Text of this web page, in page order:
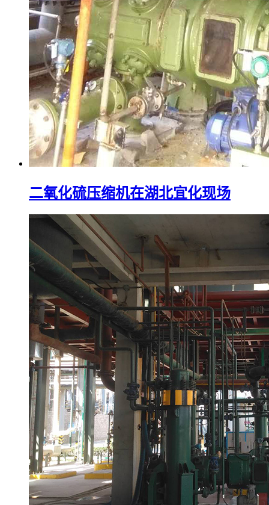
二氧化硫压缩机在湖北宜化现场